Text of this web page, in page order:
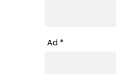
Ad *